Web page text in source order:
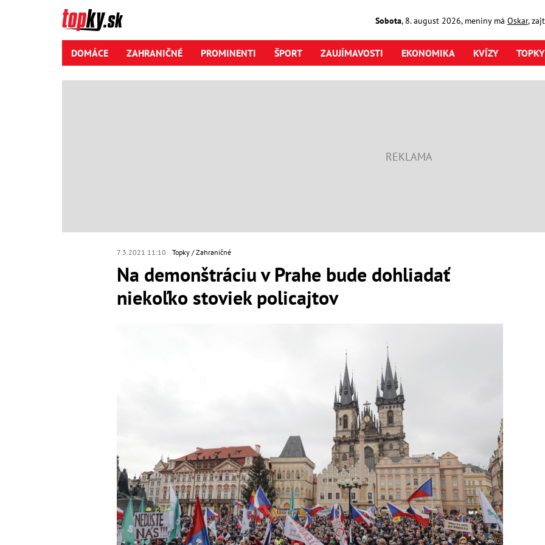
Sobota, 8. august2026, meniny má Oskar,
DOMÁCE ZAHRANIČNÉ PROMINENTI ŠPORT ZAUJÍMAVOSTI EKONOMIKA KVÍZY
7.3.2021 11:10 Topky Zahraničné
Na demonštráciu v Prahe bude dohliadať
niekoľko stoviek policajtov